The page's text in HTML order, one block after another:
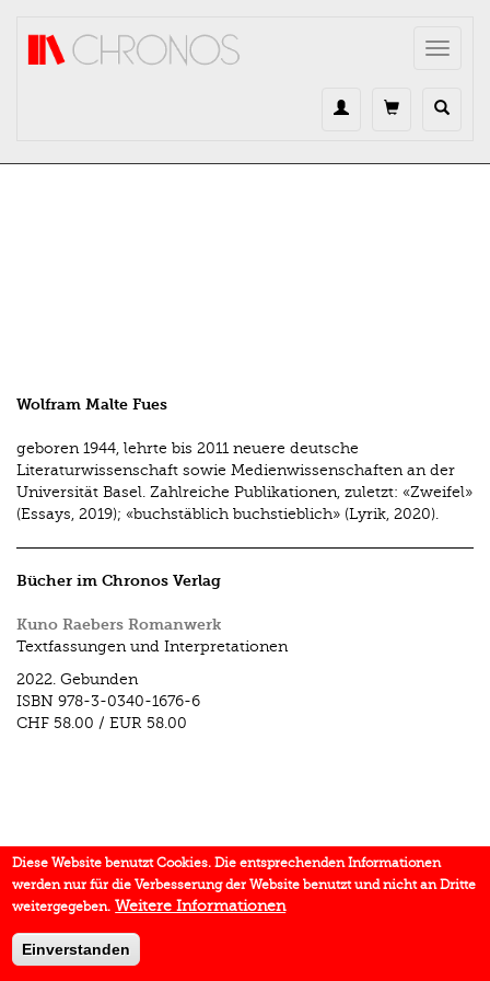
Toggle
Wolfram Malte Fues
geboren 1944, lehrte bis 2011 ­neuere deutsche
Literaturwissenschaft sowie Medienwissenschaften an der
Universität Basel. Zahlreiche Publikationen, zuletzt: «Zweifel»
(Essays, 2019); «buchstäblich buchstieblich» (Lyrik, 2020).
Bücher im Chronos Verlag
Kuno Raebers Romanwerk
Textfassungen und Interpretationen
2022. Gebunden
ISBN 978-3-0340-1676-6
CHF 58.00 / EUR 58.00
Diese Website benutzt Cookies. Die entsprechenden Informationen
werden nur für die Verbesserung der Website benutzt und nicht an Dritte
weitergegeben. Weitere Informationen
Einverstanden